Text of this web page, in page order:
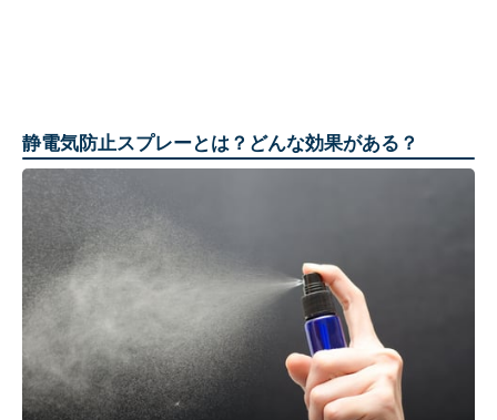
静電気防止スプレーとは？どんな効果がある？